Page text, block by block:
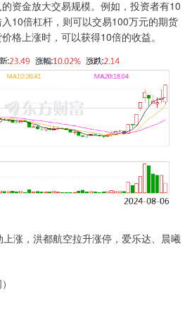
资金放大交易规模。例如，投资者有10
10倍杠杆，则可以交易100万元的期货
格上涨时，可以获得10倍的收益。
涨，洪都航空拉升涨停，爱乐达、晨曦